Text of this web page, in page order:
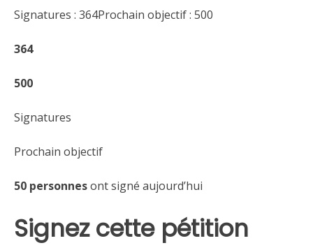
Signatures : 364Prochain objectif : 500
364
500
Signatures
Prochain objectif
50 personnesont signé aujourd’hui
Signez cette pétition